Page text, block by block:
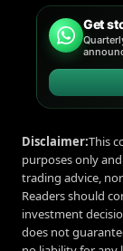
Get
Disclaimer:This
purposes only
trading advice,
Readers should
investment
does not